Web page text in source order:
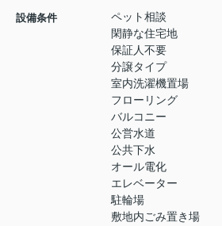
設備条件
ペット相談
閑静な住宅地
保証人不要
分譲タイプ
室内洗濯機置場
フローリング
バルコニー
公営水道
公共下水
オール電化
エレベーター
駐輪場
敷地内ごみ置き場